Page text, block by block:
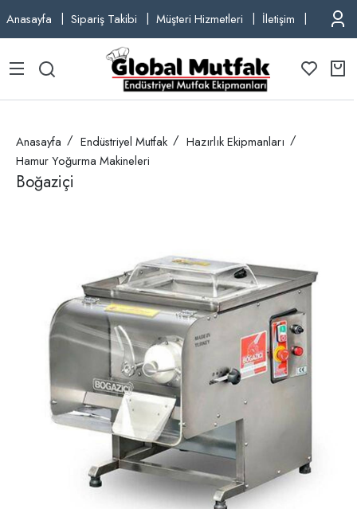
Anasayfa Sipariş Takibi Müşteri Hizmetleri İletişim TEL:
Anasayfa Endüstriyel Mutfak
Hazırlık Ekipmanları
Hamur Yoğurma Makineleri
Boğaziçi